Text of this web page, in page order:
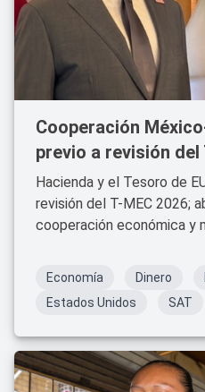
Cooperación
previo a revisión del
Hacienda y el Tesoro de
revisión del T-MEC 2026;
cooperación económica y
Economía Dinero
Estados Unidos
SAT